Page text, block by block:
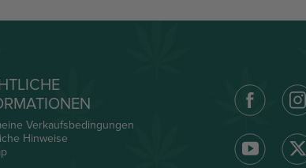
Verkaufsbedingungen
Hinweise